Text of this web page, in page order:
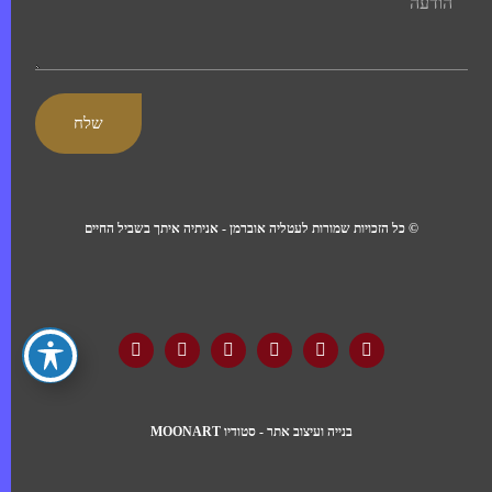
שלח
© כל הזכויות שמורות לעטליה אוברמן - אניתיה איתך בשביל החיים
בנייה ועיצוב אתר - סטודיו MOONART